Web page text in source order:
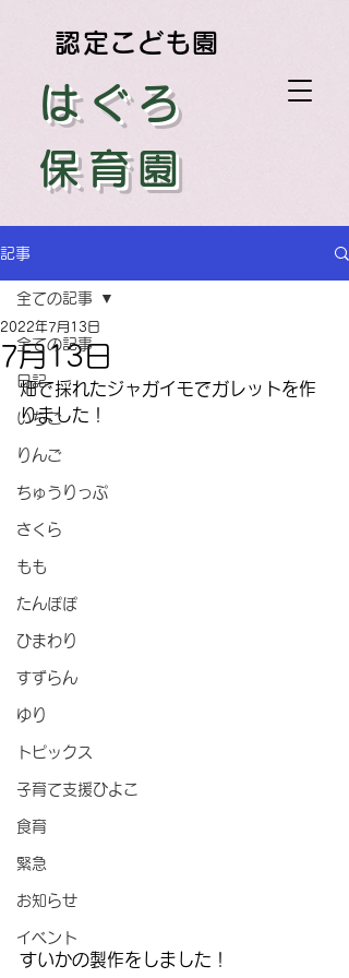
はぐろ
保育園
認定こども園
記事
全ての記事
日記
いちご
りんご
ちゅうりっぷ
さくら
もも
たんぽぽ
ひまわり
すずらん
ゆり
トピックス
子育て支援ひよこ
食育
緊急
お知らせ
イベント
全ての記事
7月13日
2022年7月13日
畑で採れたジャガイモでガレットを作
りました！
すいかの製作をしました！